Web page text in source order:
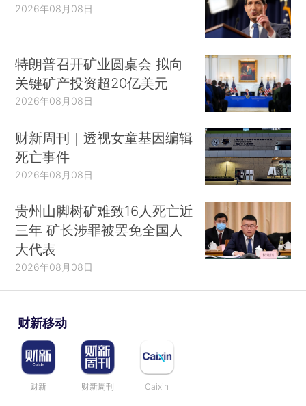
2026年08月08日
特朗普召开矿业圆桌会 拟向
关键矿产投资超20亿美元
2026年08月08日
财新周刊｜透视女童基因编辑
死亡事件
2026年08月08日
贵州山脚树矿难致16人死亡近
三年 矿长涉罪被罢免全国人
大代表
2026年08月08日
财新移动
财新 财新周刊 Caixin